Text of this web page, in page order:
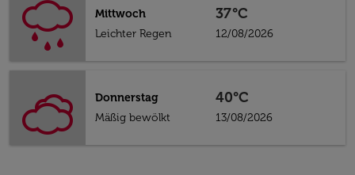
Mittwoch
Leichter Regen
37°C
12/08/2026
Donnerstag
Mäßig bewölkt
40°C
13/08/2026